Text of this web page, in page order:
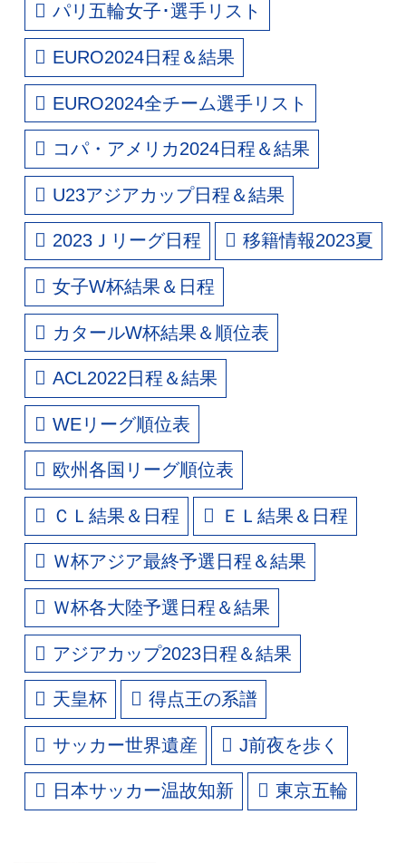
パリ五輪女子･選手リスト
EURO2024日程＆結果
EURO2024全チーム選手リスト
コパ・アメリカ2024日程＆結果
U23アジアカップ日程＆結果
2023Ｊリーグ日程 移籍情報2023夏
女子W杯結果＆日程
カタールW杯結果＆順位表
ACL2022日程＆結果
WEリーグ順位表
欧州各国リーグ順位表
ＣＬ結果＆日程 ＥＬ結果＆日程
Ｗ杯アジア最終予選日程＆結果
Ｗ杯各大陸予選日程＆結果
アジアカップ2023日程＆結果
天皇杯 得点王の系譜
サッカー世界遺産 J前夜を歩く
日本サッカー温故知新 東京五輪